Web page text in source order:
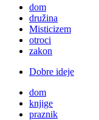
dom
družina
Misticizem
otroci
zakon
Dobre ideje
dom
knjige
praznik